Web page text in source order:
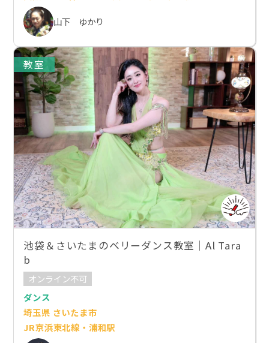
山下 ゆかり
教室
池袋＆さいたまのベリーダンス教室｜Al Tara
b
オンライン不可
ダンス
埼玉県 さいたま市
JR京浜東北線・浦和駅